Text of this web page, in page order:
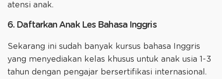
atensi anak.
6. Daftarkan Anak Les Bahasa Inggris
Sekarang ini sudah banyak kursus bahasa Inggris
yang menyediakan kelas khusus untuk anak usia 1-3
tahun dengan pengajar bersertifikasi internasional.